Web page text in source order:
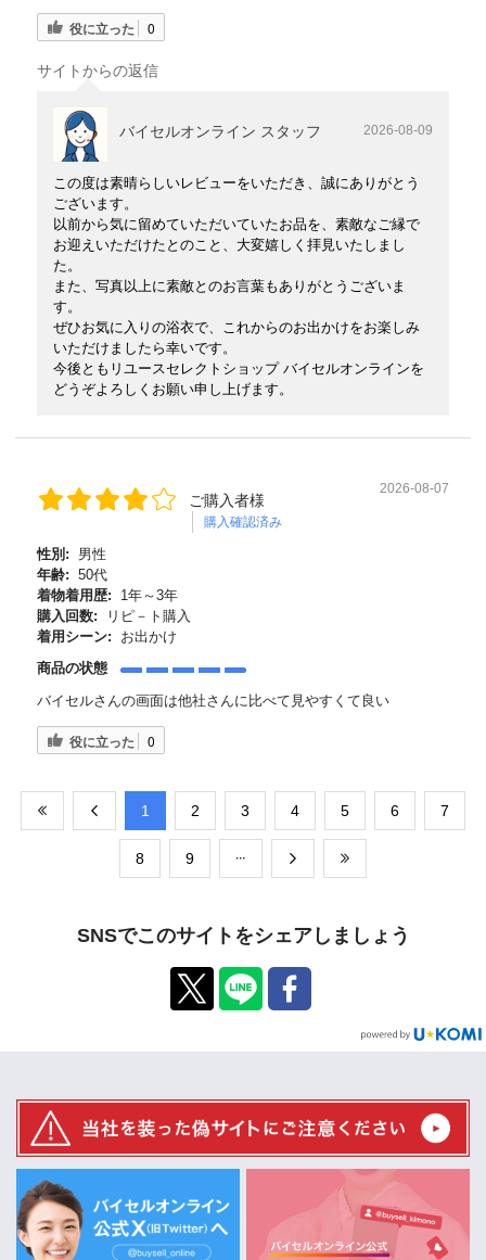
役に立った 0
サイトからの返信
バイセルオンライン スタッフ 2026-08-09
この度は素晴らしいレビューをいただき、誠にありがとう
ございます。
以前から気に留めていただいていたお品を、素敵なご縁で
お迎えいただけたとのこと、大変嬉しく拝見いたしまし
た。
また、写真以上に素敵とのお言葉もありがとうございま
す。
ぜひお気に入りの浴衣で、これからのお出かけをお楽しみ
いただけましたら幸いです。
今後ともリユースセレクトショップ バイセルオンラインを
どうぞよろしくお願い申し上げます。
ご購入者様
購入確認済み
2026-08-07
性別:
男性
年齢: 50代
着物着用歴:
1年～3年
購入回数:
リピ－ト購入
着用シーン:
お出かけ
商品の状態
バイセルさんの画面は他社さんに比べて見やすくて良い
役に立った 0
​1 ​2 ​3 ​4 ​5 ​6 ​7
​8 ​9
SNSでこのサイトをシェアしましょう